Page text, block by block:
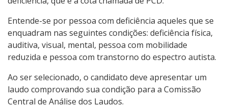
Entende-se por pessoa com deficiência aqueles que se
enquadram nas seguintes condições: deficiência física,
auditiva, visual, mental, pessoa com mobilidade
reduzida e pessoa com transtorno do espectro autista.
Ao ser selecionado, o candidato deve apresentar um
laudo comprovando sua condição para a Comissão
Central de Análise dos Laudos.